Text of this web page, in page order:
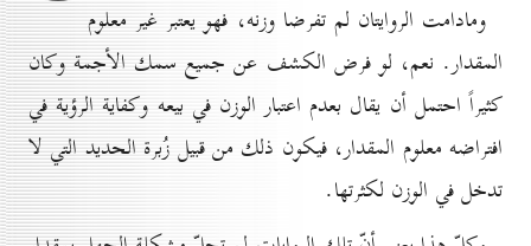
ومادامت الروايتان لم تفرضا وزنه، فهو يعتبر غير معلوم
المقدار. نعم، لو فرض الكشف عن جميع سمك الأجمة وكان
كثيراً احتمل أن يقال بعدم اعتبار الوزن في بيعه وكفاية الرؤية في
افتراضه معلوم المقدار، فيكون ذلك من قبيل زُبرة الحديد التي لا
تدخل في الوزن لكثرتها.